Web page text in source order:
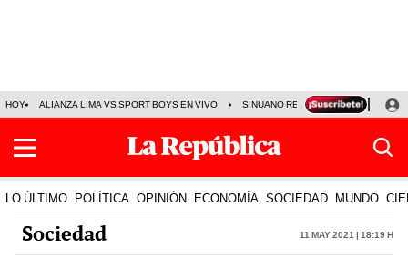
HOY ALIANZA LIMA VS SPORT BOYS EN VIVO SINUANO RESULTADOS HOY
LO ÚLTIMO POLÍTICA OPINIÓN ECONOMÍA SOCIEDAD MUNDO
Sociedad 11 May 2021 | 18:19 h